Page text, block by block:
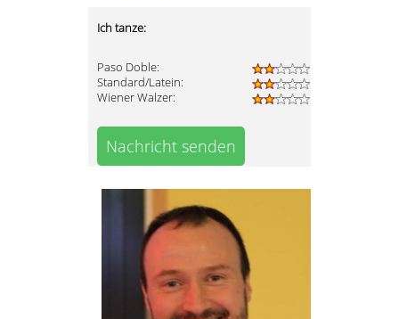
Ich tanze:
Paso Doble:
Standard/Latein:
Wiener Walzer:
Nachricht senden